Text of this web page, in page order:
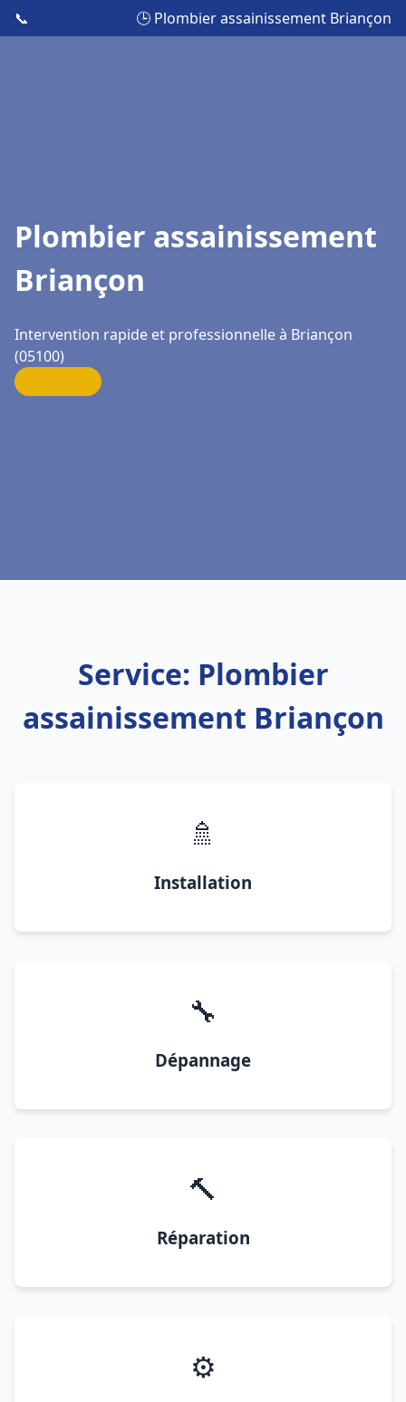
📞 🕒 Plombier assainissement Briançon
Plombier assainissement
Briançon
Intervention rapide et professionnelle à Briançon
(05100)
Service: Plombier
assainissement Briançon
🚿
Installation
🔧
Dépannage
🔨
Réparation
⚙️